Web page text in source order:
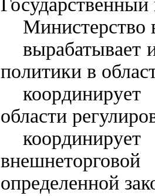
Министерство
вырабатывает
политики в
области
определенной